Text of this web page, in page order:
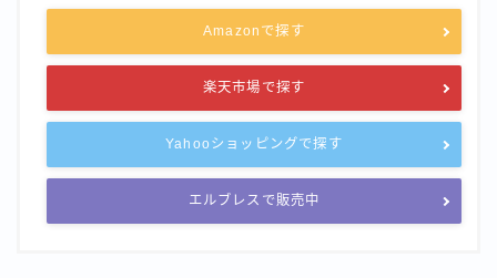
Amazonで探す
楽天市場で探す
Yahooショッピングで探す
エルブレスで販売中